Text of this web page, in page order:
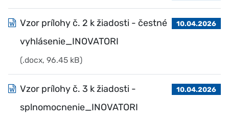
Vzor prílohy č. 2 k žiadosti - čestné
vyhlásenie_INOVATORI
(.docx, 96.45 kB)
10.04.2026
Vzor prílohy č. 3 k žiadosti -
splnomocnenie_INOVATORI
10.04.2026